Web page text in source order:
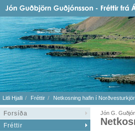
Litli Hjalli Fréttir Netkosning hafin í
Forsíða
Fréttir
Jón G.